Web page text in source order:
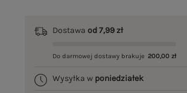
Dostawaod 7,99 zł
Do darmowej dostawy brakuje 200,00 zł
Wysyłka w poniedziałek